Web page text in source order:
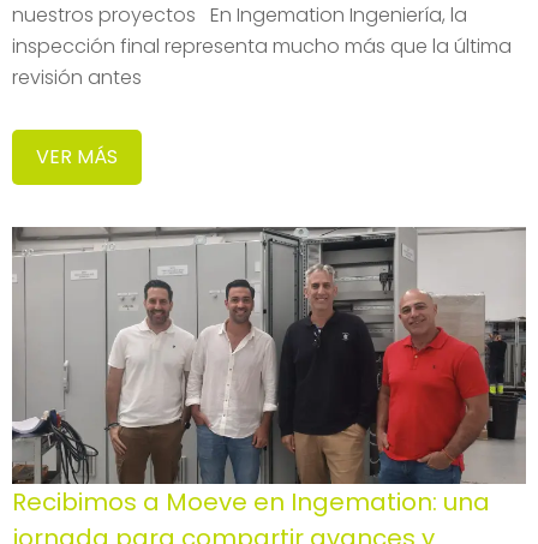
nuestros proyectos En Ingemation Ingeniería, la
inspección final representa mucho más que la última
revisión antes
VER MÁS
Recibimos a Moeve en Ingemation: una